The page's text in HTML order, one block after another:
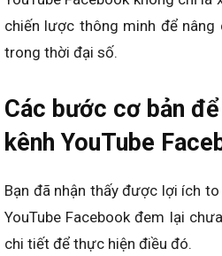
chiến lược thông minh để nâng
trong thời đại số.
Các bước cơ bản
kênh YouTube
Bạn đã nhận thấy được lợi ích
YouTube Facebook đem lại
chi tiết để thực hiện điều đó.